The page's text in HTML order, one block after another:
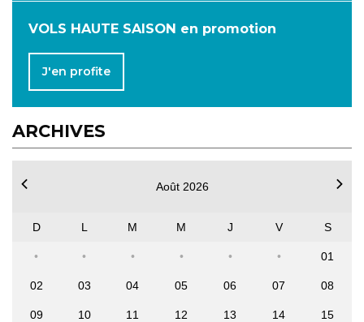
VOLS HAUTE SAISON en promotion
J'en profite
ARCHIVES
Août 2026
D L M M J V S
01
02 03 04 05 06 07 08
09 10 11 12 13 14 15